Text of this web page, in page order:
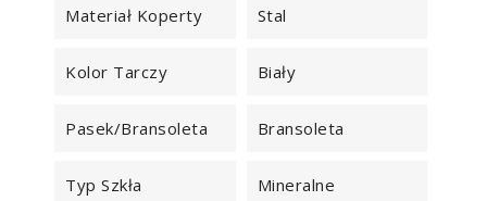
Materiał Koperty Stal
Kolor Tarczy Biały
Pasek/Bransoleta Bransoleta
Typ Szkła Mineralne